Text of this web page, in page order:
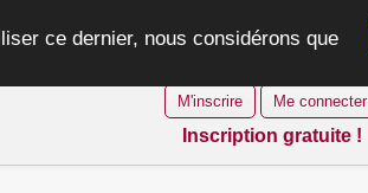
ce dernier, nous considérons que
M'inscrire Me connecter
Inscription gratuite !